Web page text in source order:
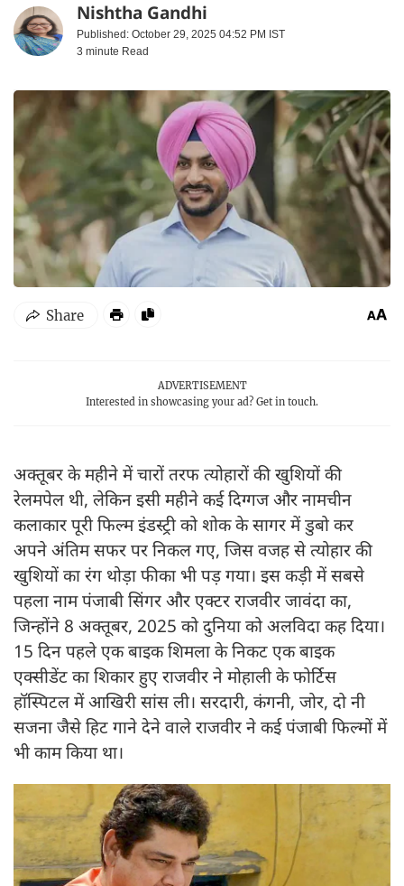
Nishtha Gandhi
Published: October 29, 2025 04:52 PM IST
3 minute Read
ADVERTISEMENT
Interested in showcasing your ad? Get in touch.
अक्तूबर के महीने में चारों तरफ त्योहारों की खुशियों की
रेलमपेल थी, लेकिन इसी महीने कई दिग्गज और नामचीन
कलाकार पूरी फिल्म इंडस्ट्री को शोक के सागर में डुबो कर
अपने अंतिम सफर पर निकल गए, जिस वजह से त्योहार की
खुशियों का रंग थोड़ा फीका भी पड़ गया। इस कड़ी में सबसे
पहला नाम पंजाबी सिंगर और एक्टर राजवीर जावंदा का,
जिन्होंने 8 अक्तूबर, 2025 को दुनिया को अलविदा कह दिया।
15 दिन पहले एक बाइक शिमला के निकट एक बाइक
एक्सीडेंट का शिकार हुए राजवीर ने मोहाली के फोर्टिस
हॉस्पिटल में आखिरी सांस ली। सरदारी, कंगनी, जोर, दो नी
सजना जैसे हिट गाने देने वाले राजवीर ने कई पंजाबी फिल्मों में
भी काम किया था।